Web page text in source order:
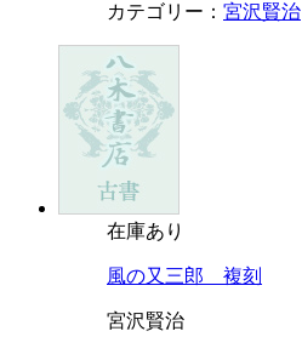
カテゴリー： 宮沢賢治
在庫あり
風の又三郎 複刻
宮沢賢治